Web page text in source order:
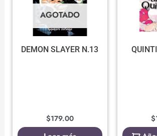
AGOTADO
DEMON SLAYER N.13
$179.00 $